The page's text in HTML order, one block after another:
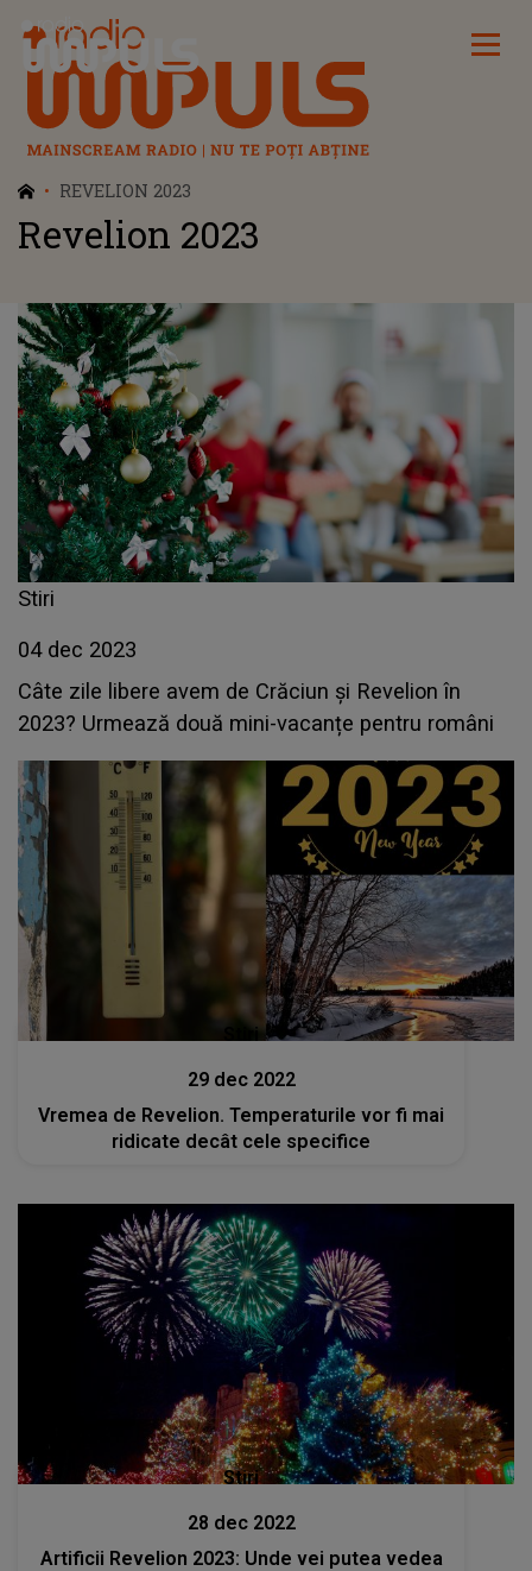
Radio Impuls
REVELION 2023
Revelion 2023
Stiri
04 dec 2023
Câte zile libere avem de Crăciun și Revelion în
2023? Urmează două mini-vacanțe pentru români
Stiri
29 dec 2022
Vremea de Revelion. Temperaturile vor fi mai
ridicate decât cele specifice
Stiri
28 dec 2022
Artificii Revelion 2023: Unde vei putea vedea